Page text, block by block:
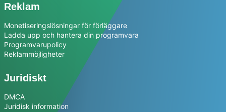
Reklam
Monetiseringslösningar för förläggare
Ladda upp och hantera din programvara
Programvarupolicy
Reklammöjligheter
Juridiskt
DMCA
Juridisk information